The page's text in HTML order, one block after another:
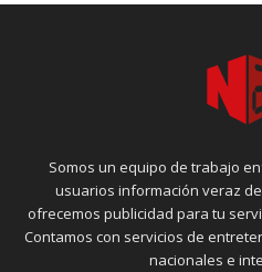
Somos un equipo de trabajo
usuarios información veraz
ofrecemos publicidad para tu
Contamos con servicios de
nacionales e